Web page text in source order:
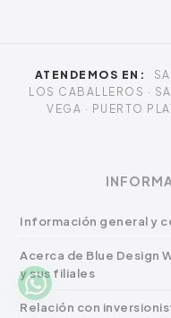
ATENDEMOS EN:
LOS CABALLEROS ·
VEGA · PUERTO
Información general y
Acerca de Blue Design
y sus filiales
Relación con